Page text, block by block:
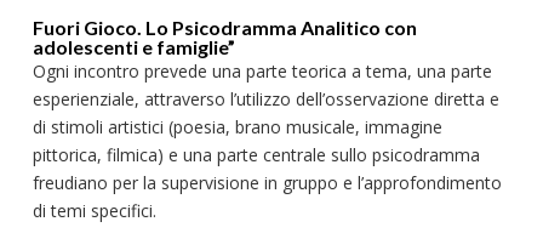
Fuori Gioco. Lo Psicodramma Analitico con
adolescenti e famiglie”
Ogni incontro prevede una parte teorica a tema, una parte
esperienziale, attraverso l’utilizzo dell’osservazione diretta e
di stimoli artistici (poesia, brano musicale, immagine
pittorica, filmica) e una parte centrale sullo psicodramma
freudiano per la supervisione in gruppo e l’approfondimento
di temi specifici.